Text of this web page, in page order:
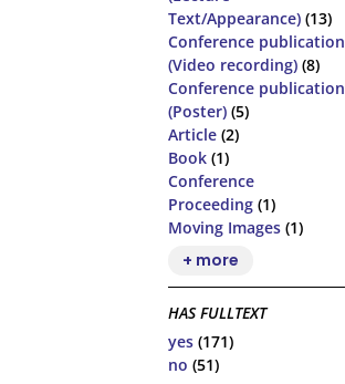
Text/Appearance) (13)
Conference publication
(Video recording) (8)
Conference publication
(Poster) (5)
Article (2)
Book (1)
Conference
Proceeding (1)
Moving Images (1)
+ more
HAS FULLTEXT
yes (171)
no (51)